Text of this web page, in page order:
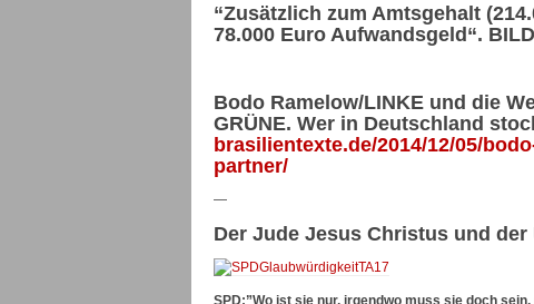
“Zusätzlich zum Amtsgehalt
78.000 Euro Aufwandsgeld“. BILD
Bodo Ramelow/LINKE und die
GRÜNE. Wer in Deutschland
brasilientexte.de/2014/12/05/
partner/
—
Der Jude Jesus Christus und